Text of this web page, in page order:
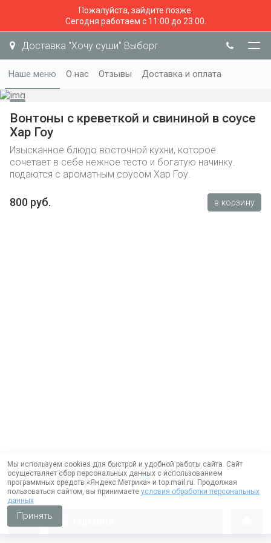
Пожалуйста, зайдите позже.
Сегодня работаем с 11:00 до 23:00.
Доставка "Хочу суши" Выборг
Наше меню О нас Отзывы Доставка и оплата
Вонтоны с креветкой и свининой в соусе
Хар Гоу
Изысканное блюдо восточной кухни, которое
сочетает в себе нежное тесто и богатую начинку.
подаются с ароматным соусом Хар Гоу.
800 руб. в корзину
Мы используем cookies для быстрой и удобной работы сайта. Сайт
осуществляет сбор персональных данных с использованием
программных средств «Яндекс.Метрика» и top.mail.ru. Продолжая
пользоваться сайтом, вы принимаете условия обработки персональных
данных
Принять